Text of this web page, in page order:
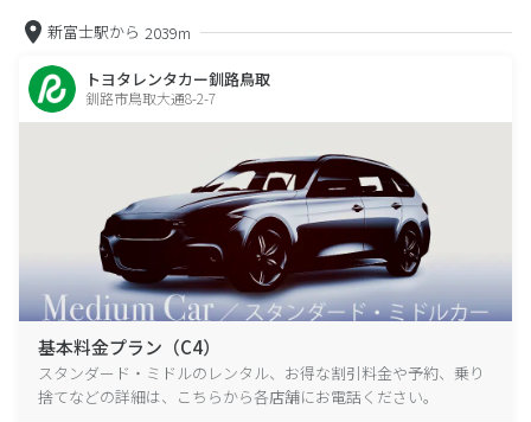
新富士駅から 2039m
トヨタレンタカー釧路鳥取
釧路市鳥取大通8-2-7
基本料金プラン（C4）
スタンダード・ミドルのレンタル、お得な割引料金や予約、乗り
捨てなどの詳細は、こちらから各店舗にお電話ください。